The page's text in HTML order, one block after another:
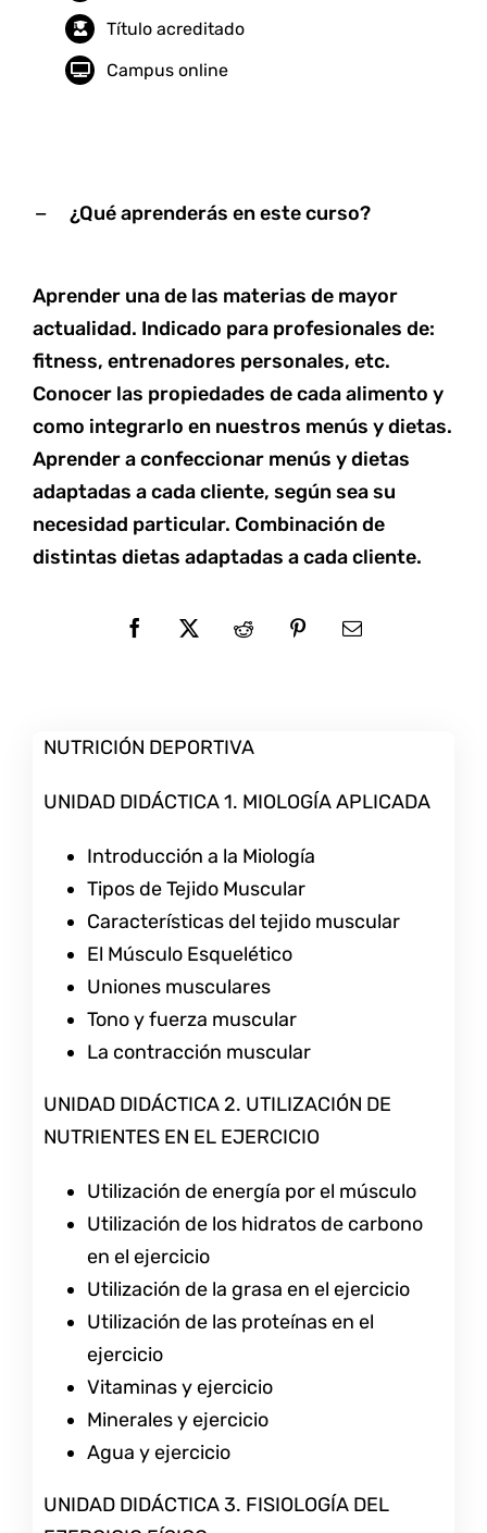
Título acreditado
Campus online
¿Qué aprenderás en este curso?
Aprender una de las materias de mayor
actualidad. Indicado para profesionales de:
fitness, entrenadores personales, etc.
Conocer las propiedades de cada alimento y
como integrarlo en nuestros menús y dietas.
Aprender a confeccionar menús y dietas
adaptadas a cada cliente, según sea su
necesidad particular. Combinación de
distintas dietas adaptadas a cada cliente.
NUTRICIÓN DEPORTIVA
UNIDAD DIDÁCTICA 1. MIOLOGÍA APLICADA
Introducción a la Miología
Tipos de Tejido Muscular
Características del tejido muscular
El Músculo Esquelético
Uniones musculares
Tono y fuerza muscular
La contracción muscular
UNIDAD DIDÁCTICA 2. UTILIZACIÓN DE
NUTRIENTES EN EL EJERCICIO
Utilización de energía por el músculo
Utilización de los hidratos de carbono
en el ejercicio
Utilización de la grasa en el ejercicio
Utilización de las proteínas en el
ejercicio
Vitaminas y ejercicio
Minerales y ejercicio
Agua y ejercicio
UNIDAD DIDÁCTICA 3. FISIOLOGÍA DEL